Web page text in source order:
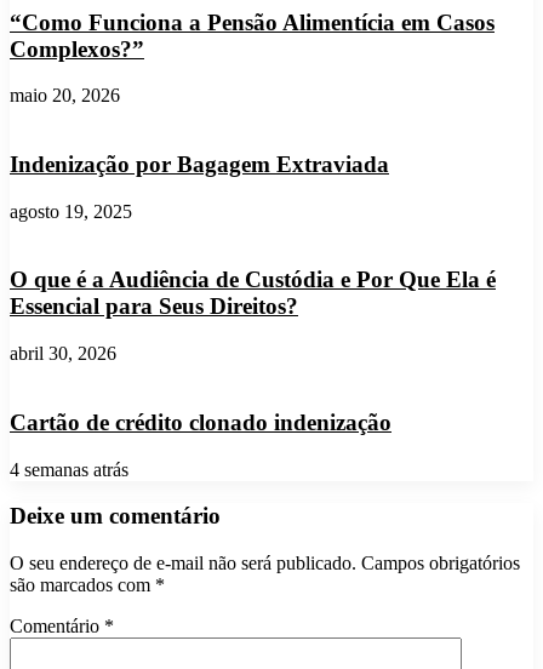
CLT
e
Sua
Legal
lei
“Como Funciona a Pensão Alimentícia em Casos
Complexos?”
maio 20, 2026
Indenização por Bagagem Extraviada
agosto 19, 2025
O que é a Audiência de Custódia e Por Que Ela é
Essencial para Seus Direitos?
abril 30, 2026
Cartão de crédito clonado indenização
4 semanas atrás
Deixe um comentário
O seu endereço de e-mail não será publicado. Campos obrigatórios
são marcados com *
Comentário *